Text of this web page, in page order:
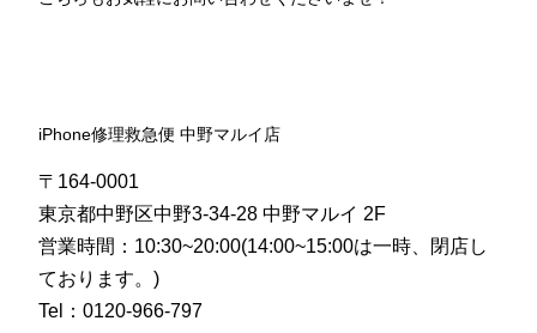
iPhone修理救急便 中野マルイ店
〒164-0001
東京都中野区中野3-34-28 中野マルイ 2F
営業時間：10:30~20:00(14:00~15:00は一時、閉店し
ております。)
Tel：0120-966-797